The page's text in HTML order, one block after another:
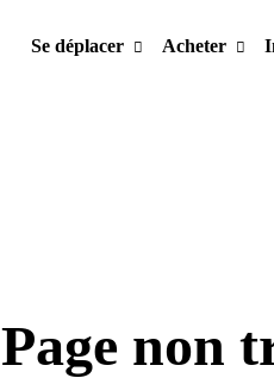
Se déplacer Acheter
Page non